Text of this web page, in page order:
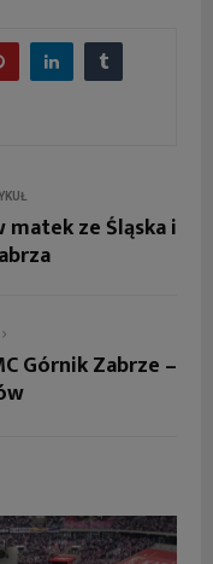
ze Śląska i
Górnik Zabrze –